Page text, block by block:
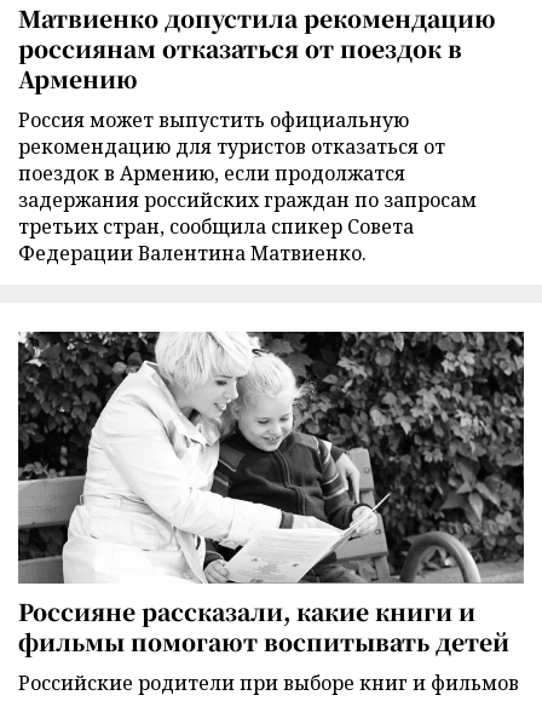
Матвиенко допустила рекомендацию
россиянам отказаться от поездок в
Армению
Россия может выпустить официальную
рекомендацию для туристов отказаться от
поездок в Армению, если продолжатся
задержания российских граждан по запросам
третьих стран, сообщила спикер Совета
Федерации Валентина Матвиенко.
Россияне рассказали, какие книги и
фильмы помогают воспитывать детей
Российские родители при выборе книг и фильмов